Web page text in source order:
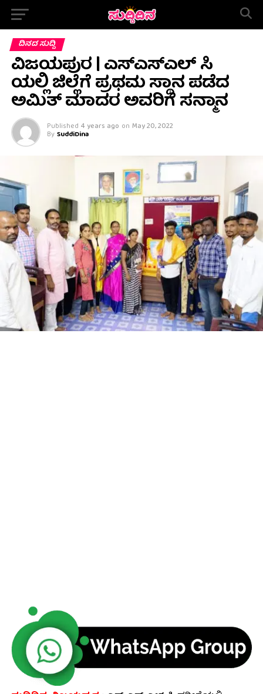
ದಿನದ ಸುದ್ದಿ
ವಿಜಯಪುರ | ಎಸ್ಎಸ್ಎಲ್ ಸಿ
ಯಲ್ಲಿ ಜಿಲ್ಲೆಗೆ ಪ್ರಥಮ ಸ್ಥಾನ ಪಡೆದ
ಅಮಿತ್ ಮಾದರ ಅವರಿಗೆ ಸನ್ಮಾನ
Published 4 years ago on May 20, 2022
By SuddiDina